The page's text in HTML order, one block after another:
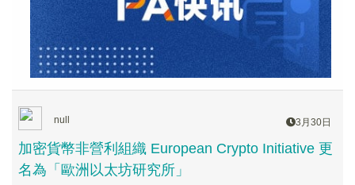
null 3月30日
加密貨幣非營利組織 European Crypto Initiative 更
名為「歐洲以太坊研究所」